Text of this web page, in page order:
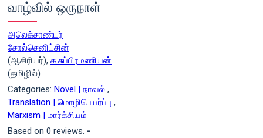
வாழ்வில் ஒருநாள்
அலெக்சாண்டர்
சோல்செனிட்சின்
(ஆசிரியர்), க.சுப்பிரமணியன்
(தமிழில்)
Categories: Novel | நாவல் ,
Translation | மொழிபெயர்ப்பு ,
Marxism | மார்க்சியம்
Based on 0 reviews. -